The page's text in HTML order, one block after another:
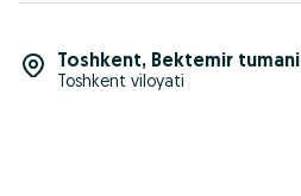
Toshkent, Bektemir tumani
Toshkent viloyati